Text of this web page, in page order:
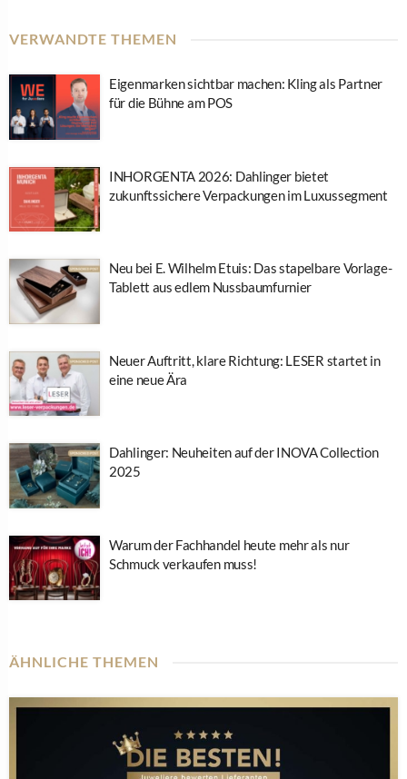
VERWANDTE THEMEN
Eigenmarken sichtbar machen: Kling als Partner
für die Bühne am POS
INHORGENTA 2026: Dahlinger bietet
zukunftssichere Verpackungen im Luxussegment
Neu bei E. Wilhelm Etuis: Das stapelbare Vorlage-
Tablett aus edlem Nussbaumfurnier
Neuer Auftritt, klare Richtung: LESER startet in
eine neue Ära
Dahlinger: Neuheiten auf der INOVA Collection
2025
Warum der Fachhandel heute mehr als nur
Schmuck verkaufen muss!
ÄHNLICHE THEMEN